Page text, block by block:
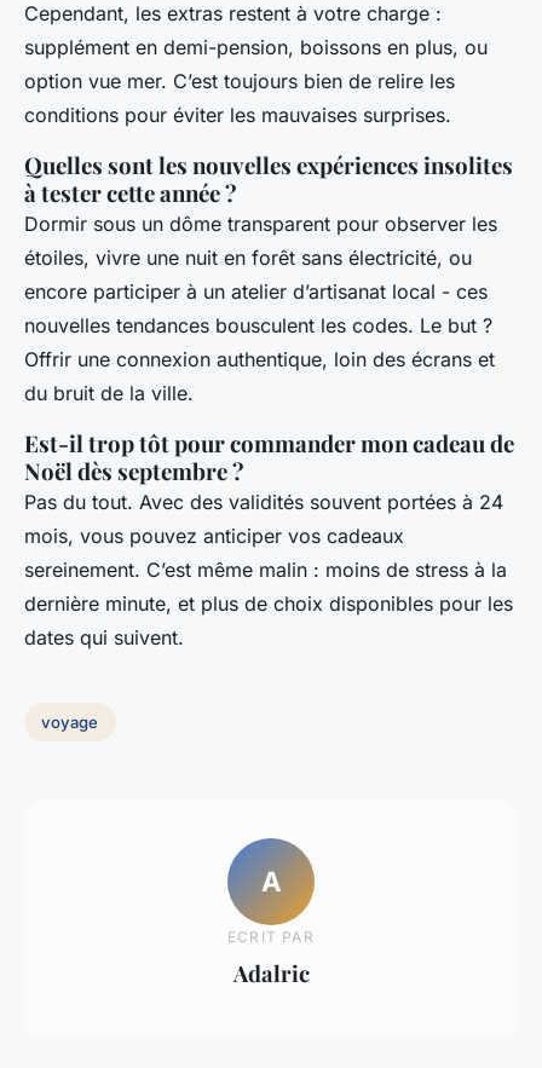
Cependant, les extras restent à votre charge :
supplément en demi-pension, boissons en plus, ou
option vue mer. C’est toujours bien de relire les
conditions pour éviter les mauvaises surprises.
Quelles sont les nouvelles expériences insolites
à tester cette année ?
Dormir sous un dôme transparent pour observer les
étoiles, vivre une nuit en forêt sans électricité, ou
encore participer à un atelier d’artisanat local - ces
nouvelles tendances bousculent les codes. Le but ?
Offrir une connexion authentique, loin des écrans et
du bruit de la ville.
Est-il trop tôt pour commander mon cadeau de
Noël dès septembre ?
Pas du tout. Avec des validités souvent portées à 24
mois, vous pouvez anticiper vos cadeaux
sereinement. C’est même malin : moins de stress à la
dernière minute, et plus de choix disponibles pour les
dates qui suivent.
voyage
A
ECRIT PAR
Adalric